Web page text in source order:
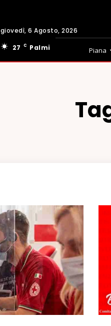
giovedì, 6 Agosto, 2026
27
C Palmi Piana